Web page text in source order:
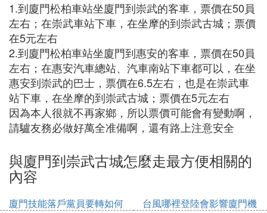
1.到廈門松柏車站坐廈門到崇武的客車，票價在50員
左右；在崇武車站下車，在坐摩的到崇武古城；票價
在5元左右
2.到廈門松柏車站坐廈門到惠安的客車，票價在50員
左右；在惠安汽車總站、汽車南站下車都可以，在坐
惠安到崇武的巴士，票價在6.5左右，也是在崇武車
站下車，在坐摩的到崇武古城；票價在5元左右
因為本人很就不再家鄉，所以票價可能會有變動啊，
請驢友務必做好萬全准備啊，還有路上注意安全
與廈門到崇武古城怎麼走最方便相關的
內容
廈門技能落戶黨員要轉如何
台風哪裡登陸會影響廈門機